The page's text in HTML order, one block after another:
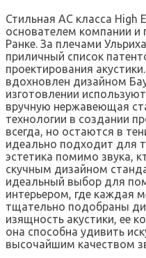
Стильная АС класса High
основателем компании
Ранке. За плечами
приличный список
проектирования
вдохновлен дизайном
изготовлении
вручную нержавеющая
технологии в создании
всегда, но остаются в
идеально подходит для
эстетика помимо звука,
скучным дизайном
идеальный выбор для
интерьером, где каждая
тщательно подобраны
изящность акустики, ее
она способна удивить
высочайшим качеством